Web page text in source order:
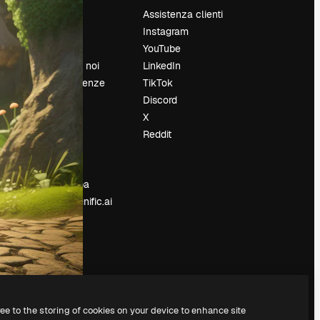
Prezzi
Lavora con noi
Cerca tendenze
Blog
Eventi
Slidesgo
Vendi i tuoi
contenuti
Sala stampa
Cerchi magnific.ai
Assistenza clienti
Instagram
YouTube
LinkedIn
TikTok
Discord
X
Reddit
to the storing of cookies on your device to enhance site